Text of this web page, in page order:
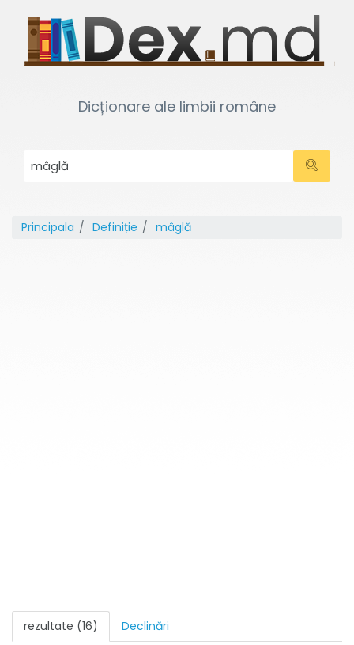
Dicționare ale limbii române
Principala Definiție mâglă
rezultate (16) Declinări